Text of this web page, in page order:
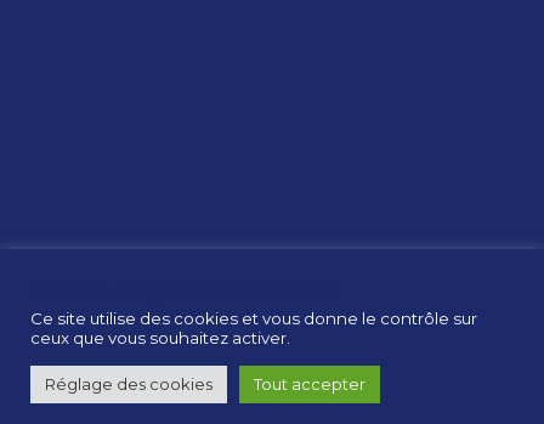
Nos actions
Mentions Légales
Ce site utilise des cookies et vous donne le contrôle sur
ceux que vous souhaitez activer.
Réglage des cookies Tout accepter